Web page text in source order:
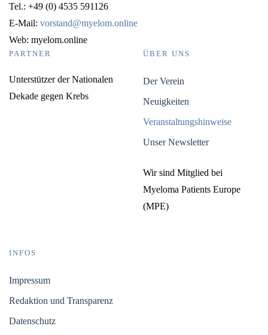
Tel.: +49 (0) 4535 591126
E-Mail: vorstand@myelom.online
Web: myelom.online
PARTNER
Unterstützer der Nationalen
Dekade gegen Krebs
ÜBER UNS
Der Verein
Neuigkeiten
Veranstaltungshinweise
Unser Newsletter
Wir sind Mitglied bei
Myeloma Patients Europe
(MPE)
INFOS
Impressum
Redaktion und Transparenz
Datenschutz